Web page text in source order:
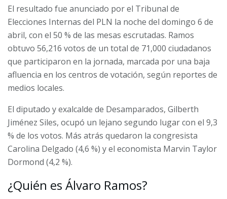
El resultado fue anunciado por el Tribunal de
Elecciones Internas del PLN la noche del domingo 6 de
abril, con el 50 % de las mesas escrutadas. Ramos
obtuvo 56,216 votos de un total de 71,000 ciudadanos
que participaron en la jornada, marcada por una baja
afluencia en los centros de votación, según reportes de
medios locales.
El diputado y exalcalde de Desamparados, Gilberth
Jiménez Siles, ocupó un lejano segundo lugar con el 9,3
% de los votos. Más atrás quedaron la congresista
Carolina Delgado (4,6 %) y el economista Marvin Taylor
Dormond (4,2 %).
¿Quién es Álvaro Ramos?